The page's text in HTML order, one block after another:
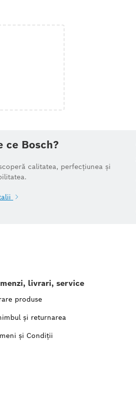
ce Bosch?
calitatea, perfecțiunea și
livrari, service
produse
și returnarea
și Condiții